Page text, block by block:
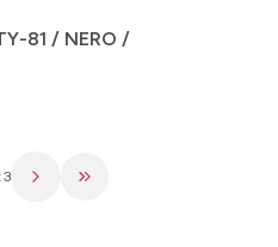
81 / NERO /
3 Przejdź do ostatniej